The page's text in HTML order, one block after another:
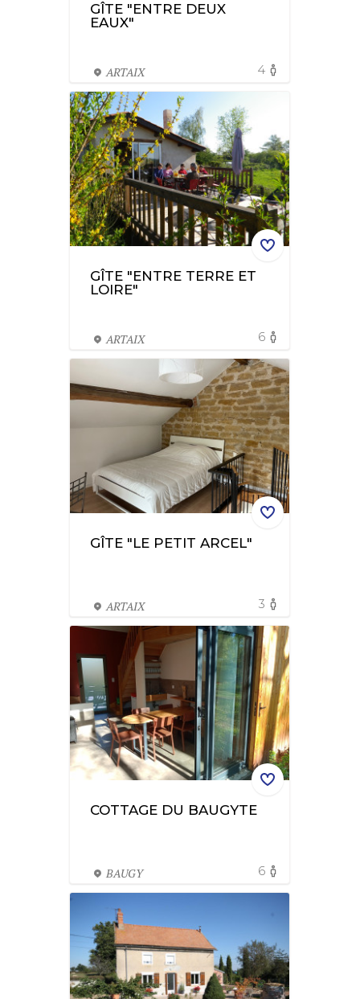
GÎTE "ENTRE DEUX
EAUX"
ARTAIX 4
GÎTE "ENTRE TERRE ET
LOIRE"
ARTAIX 6
GÎTE "LE PETIT ARCEL"
ARTAIX 3
COTTAGE DU BAUGYTE
BAUGY 6